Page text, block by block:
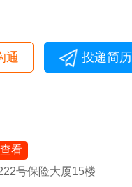
通 投递简历
看
号保险大厦15楼